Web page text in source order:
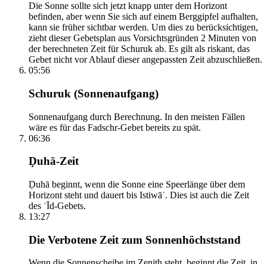
Die Sonne sollte sich jetzt knapp unter dem Horizont
befinden, aber wenn Sie sich auf einem Berggipfel aufhalten,
kann sie früher sichtbar werden. Um dies zu berücksichtigen,
zieht dieser Gebetsplan aus Vorsichtsgründen 2 Minuten von
der berechneten Zeit für Schuruk ab. Es gilt als riskant, das
Gebet nicht vor Ablauf dieser angepassten Zeit abzuschließen.
05:56
Schuruk (Sonnenaufgang)
Sonnenaufgang durch Berechnung. In den meisten Fällen
wäre es für das Fadschr-Gebet bereits zu spät.
06:36
Ḍuhā-Zeit
Ḍuhā beginnt, wenn die Sonne eine Speerlänge über dem
Horizont steht und dauert bis Istiwāʾ. Dies ist auch die Zeit
des ʿĪd-Gebets.
13:27
Die Verbotene Zeit zum Sonnenhöchststand